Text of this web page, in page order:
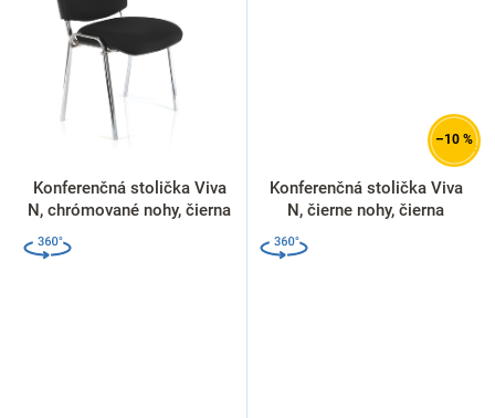
Konferenčná stolička Viva
N, chrómované nohy, čierna
–10 %
Konferenčná stolička Viva
N, čierne nohy, čierna